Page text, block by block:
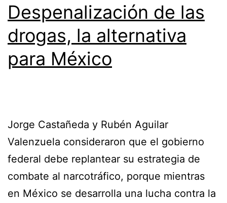
Despenalización de las
drogas, la alternativa
para México
Jorge Castañeda y Rubén Aguilar
Valenzuela consideraron que el gobierno
federal debe replantear su estrategia de
combate al narcotráfico, porque mientras
en México se desarrolla una lucha contra la